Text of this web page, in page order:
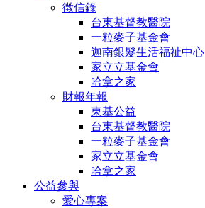
徵信錄
台東基督教醫院
一粒麥子基金會
迦南銀髮生活福祉中心
家立立基金會
哈拿之家
財報年報
東基公益
台東基督教醫院
一粒麥子基金會
家立立基金會
哈拿之家
公益參與
愛心專案